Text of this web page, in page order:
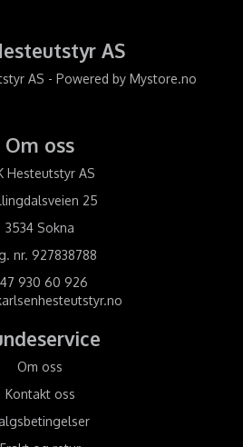
AS
AS - Powered by Mystore.no
Om oss
Hesteutstyr AS
25
3534 Sokna
nr. 927838788
930 60 926
Om oss
Kontakt oss